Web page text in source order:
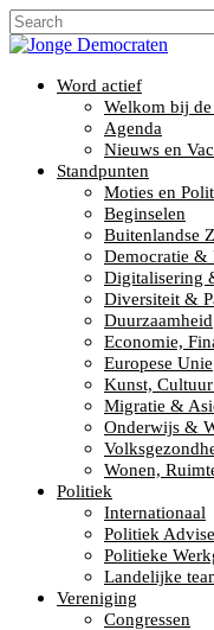
Word actief
Welkom bij
Agenda
Nieuws en
Standpunten
Moties en
Beginselen
Buitenlandse
Democratie &
Digitalisering
Diversiteit &
Duurzaamheid
Economie,
Europese Unie
Kunst,
Migratie &
Onderwijs &
Wonen,
Politiek
Internationaal
Politiek
Politieke
Landelijke
Vereniging
Congressen